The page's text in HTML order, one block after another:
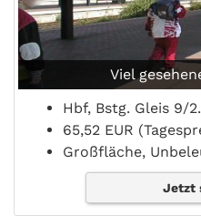
Viel
Hbf, Bstg. Gleis 9/
65,52 EUR
Großfläche,
Jetzt